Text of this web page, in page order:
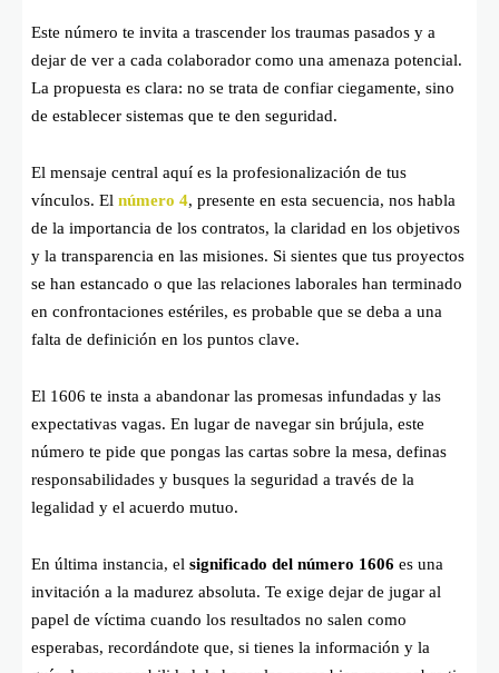
Este número te invita a trascender los traumas pasados y a
dejar de ver a cada colaborador como una amenaza potencial.
La propuesta es clara: no se trata de confiar ciegamente, sino
de establecer sistemas que te den seguridad.
El mensaje central aquí es la profesionalización de tus
vínculos. El número 4, presente en esta secuencia, nos habla
de la importancia de los contratos, la claridad en los objetivos
y la transparencia en las misiones. Si sientes que tus proyectos
se han estancado o que las relaciones laborales han terminado
en confrontaciones estériles, es probable que se deba a una
falta de definición en los puntos clave.
El 1606 te insta a abandonar las promesas infundadas y las
expectativas vagas. En lugar de navegar sin brújula, este
número te pide que pongas las cartas sobre la mesa, definas
responsabilidades y busques la seguridad a través de la
legalidad y el acuerdo mutuo.
En última instancia, el significado del número 1606 es una
invitación a la madurez absoluta. Te exige dejar de jugar al
papel de víctima cuando los resultados no salen como
esperabas, recordándote que, si tienes la información y la